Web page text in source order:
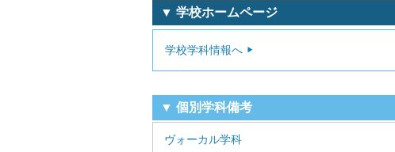
▼ 学校ホームページ
学校学科情報へ
▼ 個別学科備考
ヴォーカル学科